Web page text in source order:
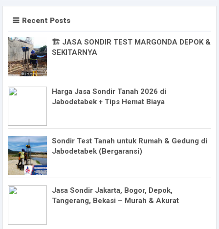
Recent Posts
🏗️ JASA SONDIR TEST MARGONDA DEPOK &
SEKITARNYA
Harga Jasa Sondir Tanah 2026 di
Jabodetabek + Tips Hemat Biaya
Sondir Test Tanah untuk Rumah & Gedung di
Jabodetabek (Bergaransi)
Jasa Sondir Jakarta, Bogor, Depok,
Tangerang, Bekasi – Murah & Akurat